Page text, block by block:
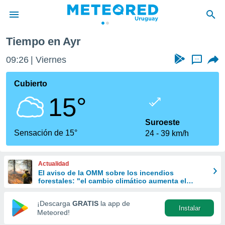
de
ha
que se
calidad.
a este
las
y
forma
digital
basada
Tiempo en Ayr
09:26 Viernes ...
Cubierto
15°
Sensación de 15°
Suroeste
24
39 km/h
Actualidad
El aviso de la OMM sobre los incendios
forestales: "el cambio climático aumenta el
¡Descarga GRATIS la app de
Meteored!
Instalar